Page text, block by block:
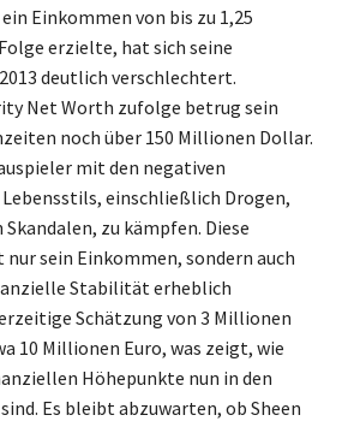
ein Einkommen von bis zu 1,25
erzielte, hat sich seine
deutlich verschlechtert.
Net Worth zufolge betrug sein
noch über 150 Millionen Dollar.
mit den negativen
einschließlich Drogen,
zu kämpfen. Diese
sein Einkommen, sondern auch
Stabilität erheblich
Schätzung von 3 Millionen
10 Millionen Euro, was zeigt, wie
Höhepunkte nun in den
Es bleibt abzuwarten, ob Sheen